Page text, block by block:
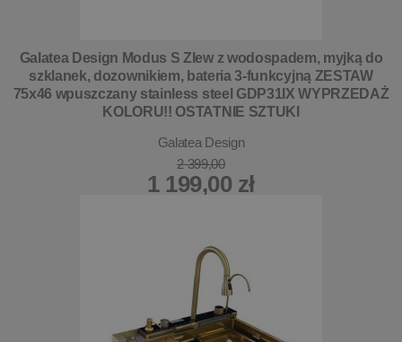
Galatea Design Modus S Zlew z wodospadem, myjką do
szklanek, dozownikiem, bateria 3-funkcyjną ZESTAW
75x46 wpuszczany stainless steel GDP31IX WYPRZEDAŻ
KOLORU!! OSTATNIE SZTUKI
Galatea Design
2 399,00
1 199,00 zł